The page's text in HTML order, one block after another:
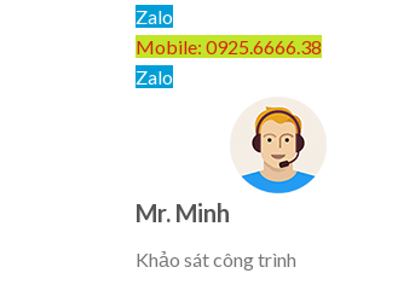
Zalo
Mobile: 0925.6666.38
Zalo
Mr. Minh
Khảo sát công trình